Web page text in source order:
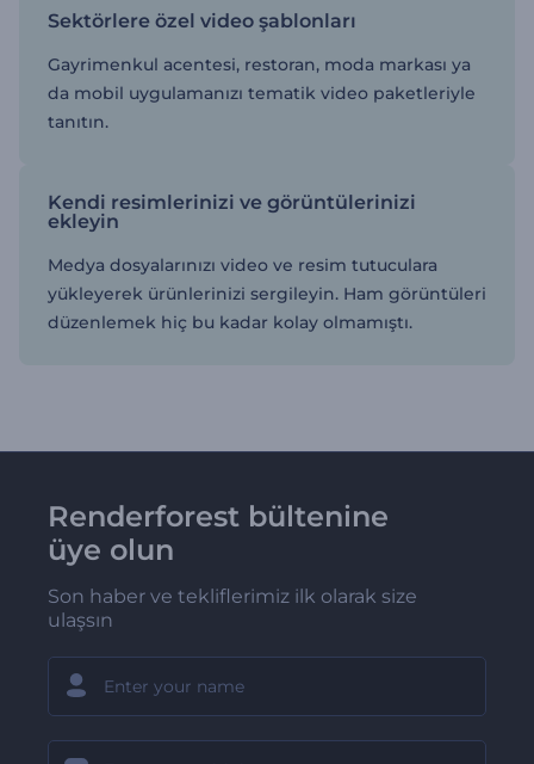
Sektörlere özel video şablonları
Gayrimenkul acentesi, restoran, moda markası ya
da mobil uygulamanızı tematik video paketleriyle
tanıtın.
Kendi resimlerinizi ve görüntülerinizi
ekleyin
Medya dosyalarınızı video ve resim tutuculara
yükleyerek ürünlerinizi sergileyin. Ham görüntüleri
düzenlemek hiç bu kadar kolay olmamıştı.
Renderforest bültenine
üye olun
Son haber ve tekliflerimiz ilk olarak size
ulaşsın